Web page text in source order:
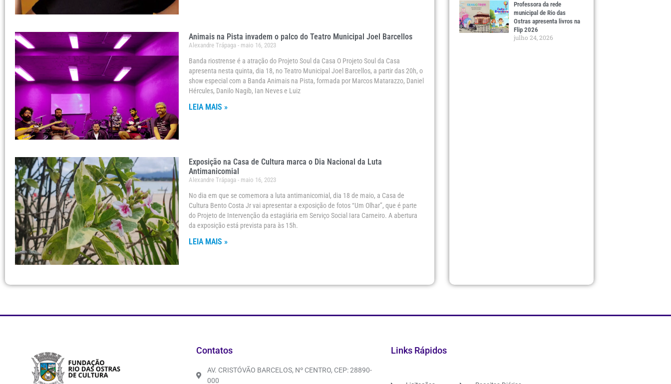
Animais na Pista invadem o palco do Teatro Municipal Joel Barcellos
Alexandre Trápaga maio 16, 2023
Banda riostrense é a atração do Projeto Soul da Casa O Projeto Soul da Casa
apresenta nesta quinta, dia 18, no Teatro Municipal Joel Barcellos, a partir das 20h, o
show especial com a Banda Animais na Pista, formada por Marcos Matarazzo, Daniel
Hércules, Danilo Nagib, Ian Neves e Luiz
LEIA MAIS »
Exposição na Casa de Cultura marca o Dia Nacional da Luta
Antimanicomial
Alexandre Trápaga maio 16, 2023
No dia em que se comemora a luta antimanicomial, dia 18 de maio, a Casa de
Cultura Bento Costa Jr vai apresentar a exposição de fotos “Um Olhar”, que é parte
do Projeto de Intervenção da estagiária em Serviço Social Iara Carneiro. A abertura
da exposição está prevista para às 15h.
LEIA MAIS »
Professora da rede
municipal de Rio das
Ostras apresenta livros na
Flip 2026
julho 24, 2026
Contatos
AV. CRISTÓVÃO BARCELOS, Nº CENTRO, CEP: 28890-
000
Links Rápidos